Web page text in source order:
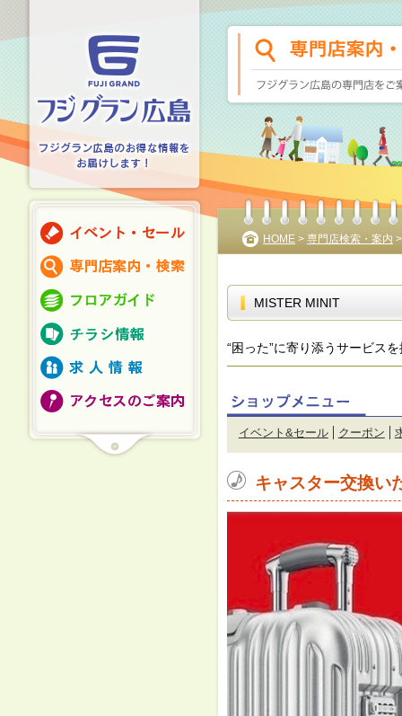
HOME > 専門店検索・案内
MISTER MINIT
“困った”に寄り添うサービス
イベント&セール クーポン
キャスター交換い